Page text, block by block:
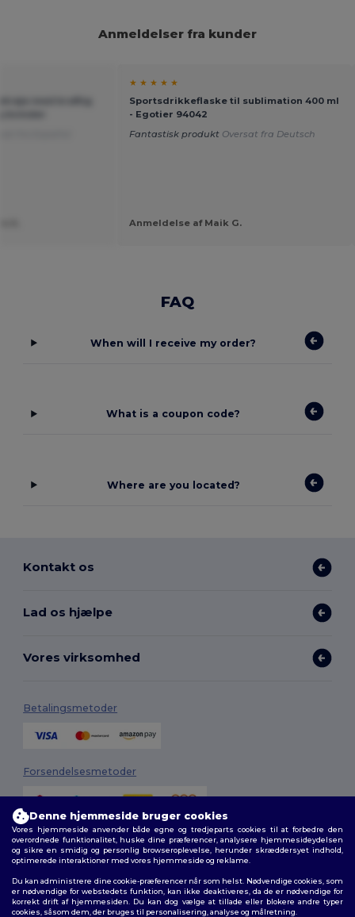
Anmeldelser fra kunder
★ ★ ★ ★ ★
Sportsdrikkeflaske til sublimation 400 ml
- Egotier 94042
Fantastisk produkt Oversat fra Deutsch
Anmeldelse af Maik G.
FAQ
When will I receive my order?
What is a coupon code?
Where are you located?
Kontakt os
Lad os hjælpe
Vores virksomhed
Betalingsmetoder
Forsendelsesmetoder
Følg os
Denne hjemmeside bruger cookies
Vores hjemmeside anvender både egne og tredjeparts cookies til at forbedre den
overordnede funktionalitet, huske dine præferencer, analysere hjemmesideydelsen
og sikre en smidig og personlig browseroplevelse, herunder skræddersyet indhold,
optimerede interaktioner med vores hjemmeside og reklame.
Du kan administrere dine cookie-præferencer når som helst. Nødvendige cookies, som
er nødvendige for webstedets funktion, kan ikke deaktiveres, da de er nødvendige for
korrekt drift af hjemmesiden. Du kan dog vælge at tillade eller blokere andre typer
cookies, såsom dem, der bruges til personalisering, analyse og målretning.